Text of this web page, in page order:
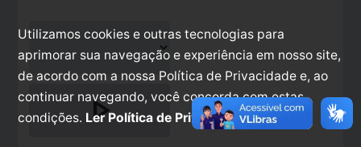
play_arrow
Utilizamos cookies e outras tecnologias para
aprimorar sua navegação e experiência em nosso site,
de acordo com a nossa Política de Privacidade e, ao
continuar navegando, você concorda com estas
condições. Ler Política de Privacidade.